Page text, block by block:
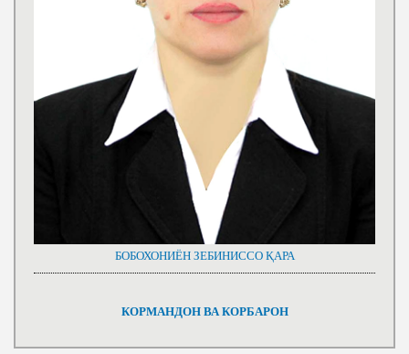
БОБОХОНИЁН ЗЕБИНИССО ҚАРА
КОРМАНДОН ВА КОРБАРОН